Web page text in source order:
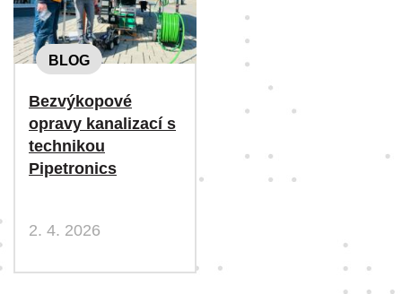
BLOG
Bezvýkopové
opravy kanalizací s
technikou
Pipetronics
2. 4. 2026